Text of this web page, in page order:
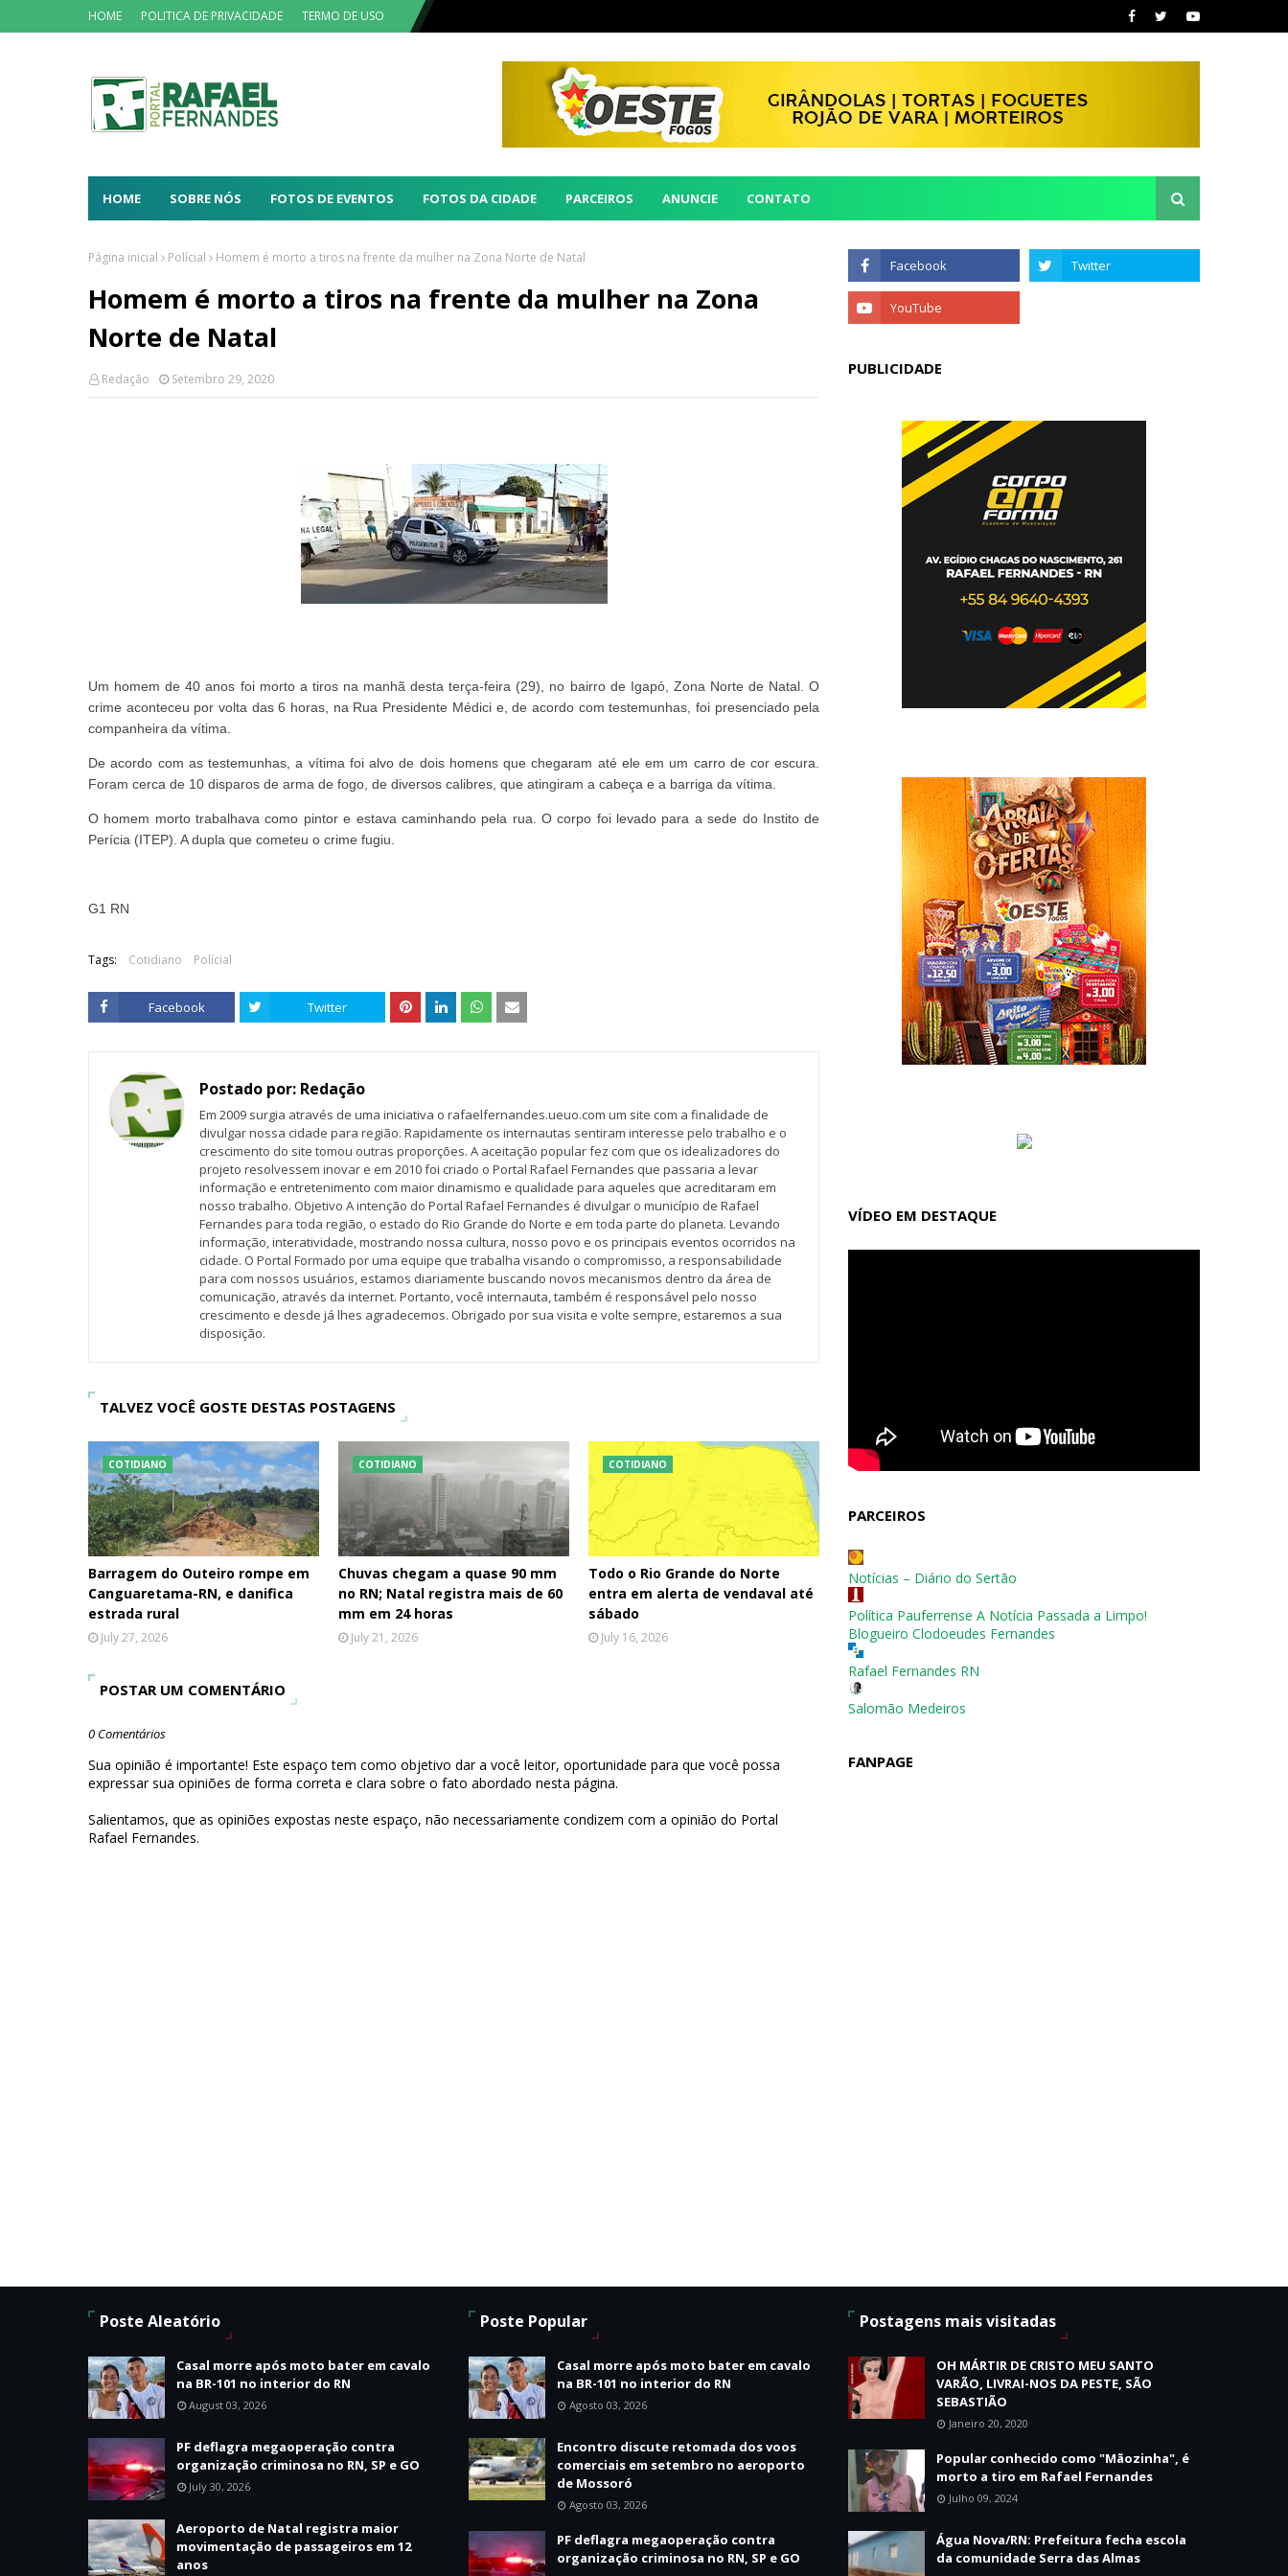
HOME POLITICA DE PRIVACIDADE TERMO DE USO
HOME SOBRE NÓS FOTOS DE EVENTOS FOTOS DA CIDADE PARCEIROS ANUNCIE CONTATO
Página inicial Polícial Homem é morto a tiros na frente da mulher na Zona Norte de Natal
Homem é morto a tiros na frente da mulher na Zona
Norte de Natal
Redação Setembro 29, 2020
Um homem de 40 anos foi morto a tiros na manhã desta terça-feira (29), no bairro de Igapó, Zona Norte de Natal. O
crime aconteceu por volta das 6 horas, na Rua Presidente Médici e, de acordo com testemunhas, foi presenciado pela
companheira da vítima.
De acordo com as testemunhas, a vítima foi alvo de dois homens que chegaram até ele em um carro de cor escura.
Foram cerca de 10 disparos de arma de fogo, de diversos calibres, que atingiram a cabeça e a barriga da vítima.
O homem morto trabalhava como pintor e estava caminhando pela rua. O corpo foi levado para a sede do Instito de
Perícia (ITEP). A dupla que cometeu o crime fugiu.
G1 RN
Tags: Cotidiano Polícial
Facebook Twitter
Postado por: Redação
Em 2009 surgia através de uma iniciativa o rafaelfernandes.ueuo.com um site com a finalidade de
divulgar nossa cidade para região. Rapidamente os internautas sentiram interesse pelo trabalho e o
crescimento do site tomou outras proporções. A aceitação popular fez com que os idealizadores do
projeto resolvessem inovar e em 2010 foi criado o Portal Rafael Fernandes que passaria a levar
informação e entretenimento com maior dinamismo e qualidade para aqueles que acreditaram em
nosso trabalho. Objetivo A intenção do Portal Rafael Fernandes é divulgar o município de Rafael
Fernandes para toda região, o estado do Rio Grande do Norte e em toda parte do planeta. Levando
informação, interatividade, mostrando nossa cultura, nosso povo e os principais eventos ocorridos na
cidade. O Portal Formado por uma equipe que trabalha visando o compromisso, a responsabilidade
para com nossos usuários, estamos diariamente buscando novos mecanismos dentro da área de
comunicação, através da internet. Portanto, você internauta, também é responsável pelo nosso
crescimento e desde já lhes agradecemos. Obrigado por sua visita e volte sempre, estaremos a sua
disposição.
TALVEZ VOCÊ GOSTE DESTAS POSTAGENS
COTIDIANO
Barragem do Outeiro rompe em
Canguaretama-RN, e danifica
estrada rural
July 27, 2026
COTIDIANO
Chuvas chegam a quase 90 mm
no RN; Natal registra mais de 60
mm em 24 horas
July 21, 2026
COTIDIANO
Todo o Rio Grande do Norte
entra em alerta de vendaval até
sábado
July 16, 2026
POSTAR UM COMENTÁRIO
0 Comentários
Sua opinião é importante! Este espaço tem como objetivo dar a você leitor, oportunidade para que você possa
expressar sua opiniões de forma correta e clara sobre o fato abordado nesta página.
Salientamos, que as opiniões expostas neste espaço, não necessariamente condizem com a opinião do Portal
Rafael Fernandes.
PUBLICIDADE
VÍDEO EM DESTAQUE
PARCEIROS
Notícias – Diário do Sertão
Política Pauferrense A Notícia Passada a Limpo!
Blogueiro Clodoeudes Fernandes
Rafael Fernandes RN
Salomão Medeiros
FANPAGE
Poste Aleatório
Casal morre após moto bater em cavalo
na BR-101 no interior do RN
August 03, 2026
PF deflagra megaoperação contra
organização criminosa no RN, SP e GO
July 30, 2026
Aeroporto de Natal registra maior
movimentação de passageiros em 12
anos
Poste Popular
Casal morre após moto bater em cavalo
na BR-101 no interior do RN
Agosto 03, 2026
Encontro discute retomada dos voos
comerciais em setembro no aeroporto
de Mossoró
Agosto 03, 2026
PF deflagra megaoperação contra
organização criminosa no RN, SP e GO
Postagens mais visitadas
OH MÁRTIR DE CRISTO MEU SANTO
VARÃO, LIVRAI-NOS DA PESTE, SÃO
SEBASTIÃO
Janeiro 20, 2020
Popular conhecido como "Mãozinha", é
morto a tiro em Rafael Fernandes
Julho 09, 2024
Água Nova/RN: Prefeitura fecha escola
da comunidade Serra das Almas